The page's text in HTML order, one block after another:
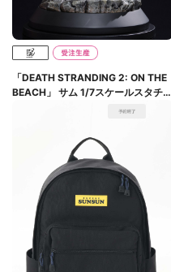
「DEATH STRANDING 2: ON THE
BEACH」 サム 1/7スケールスタチュ